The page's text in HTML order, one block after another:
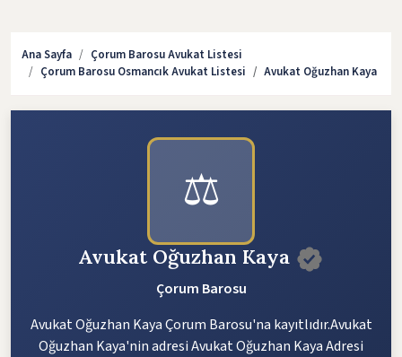
Ana Sayfa
Çorum Barosu Avukat Listesi
Çorum Barosu Osmancık Avukat Listesi
Avukat Oğuzhan Kaya
⚖️
Avukat Oğuzhan Kaya
Çorum Barosu
Avukat Oğuzhan Kaya Çorum Barosu'na kayıtlıdır.Avukat
Oğuzhan Kaya'nin adresi Avukat Oğuzhan Kaya Adresi